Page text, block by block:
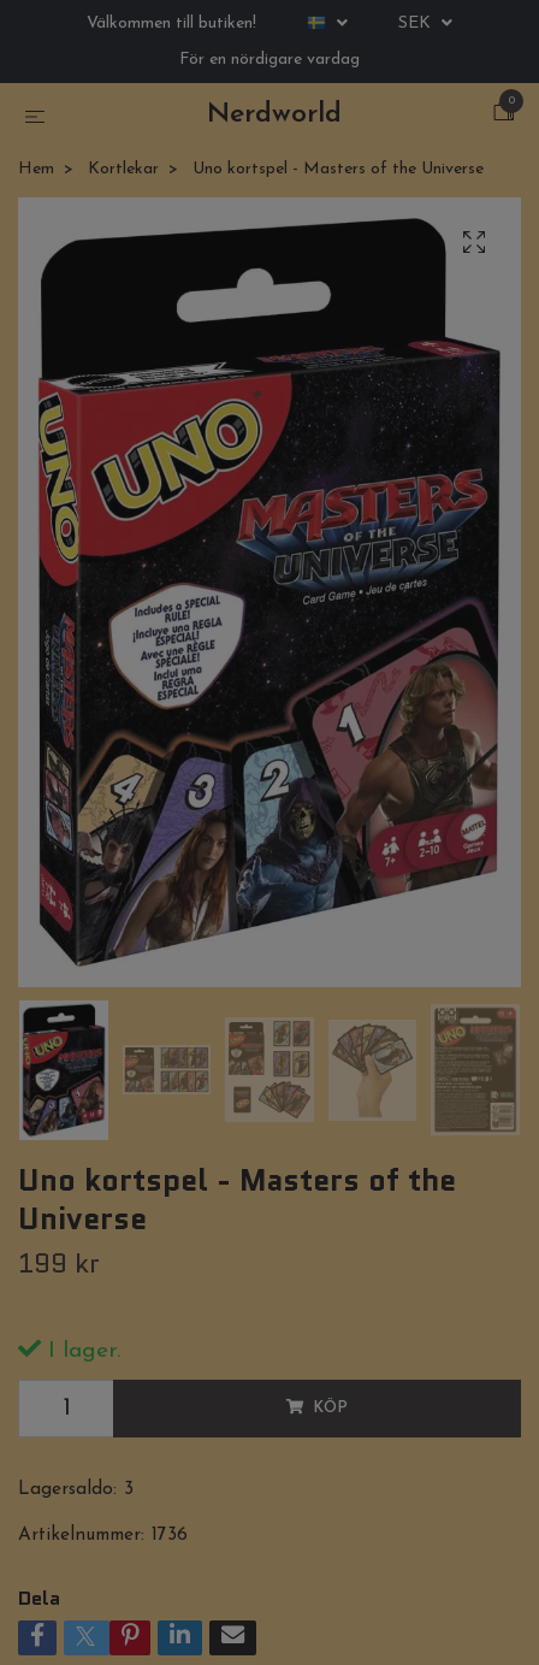
Välkommen till butiken!
SEK
För en nördigare vardag
Nerdworld
0
Hem Kortlekar Uno kortspel - Masters of the Universe
Uno kortspel - Masters of the
Universe
199 kr
I lager.
KÖP
Lagersaldo: 3
Artikelnummer: 1736
Dela